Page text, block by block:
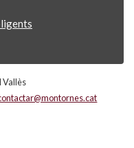
Vallès